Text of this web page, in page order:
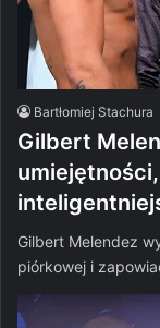
Bartłomiej Stachura
Gilbert
Gilbert Melendez
piórkowej i